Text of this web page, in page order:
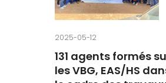
2025-05-12
131 agents formés
les VBG, EAS/HS